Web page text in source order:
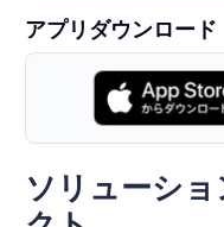
アプリダウンロード
ソリューシ